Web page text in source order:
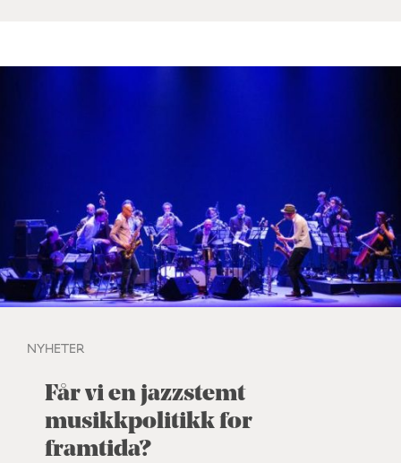
NYHETER
Får vi en jazzstemt
musikkpolitikk for
framtida?